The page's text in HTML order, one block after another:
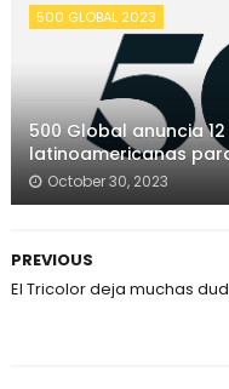
500 GLOBAL 2023
500 Global anuncia
latinoamericanas
October 30, 2023
PREVIOUS
El Tricolor deja muchas